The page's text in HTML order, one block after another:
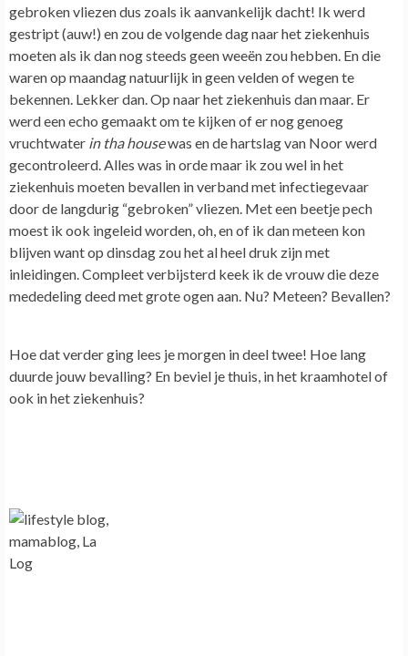
gebroken vliezen dus zoals ik aanvankelijk dacht! Ik werd
gestript (auw!) en zou de volgende dag naar het ziekenhuis
moeten als ik dan nog steeds geen weeën zou hebben. En die
waren op maandag natuurlijk in geen velden of wegen te
bekennen. Lekker dan.Op naar het ziekenhuis dan maar. Er
werd een echo gemaakt om te kijken of er nog genoeg
vruchtwater in tha housewas en de hartslag van Noor werd
gecontroleerd.Alles was in orde maar ik zou wel in het
ziekenhuis moeten bevallen in verband met infectiegevaar
door de langdurig “gebroken” vliezen. Met een beetje pech
moest ik ook ingeleid worden, oh, en of ik dan meteen kon
blijven want op dinsdag zou het al heel druk zijn met
inleidingen.Compleet verbijsterd keek ik de vrouw die deze
mededeling deed met grote ogen aan. Nu? Meteen? Bevallen?
Hoe dat verder ging lees je morgen in deel twee! Hoe lang
duurde jouw bevalling? En beviel je thuis, in het kraamhotel of
ook in het ziekenhuis?